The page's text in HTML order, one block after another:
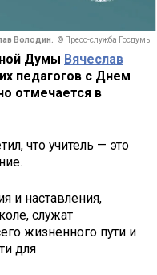
Володин. © Пресс-служба Госдумы
Думы Вячеслав
педагогов с Днем
отмечается в
что учитель — это
и наставления,
служат
жизненного пути и
для